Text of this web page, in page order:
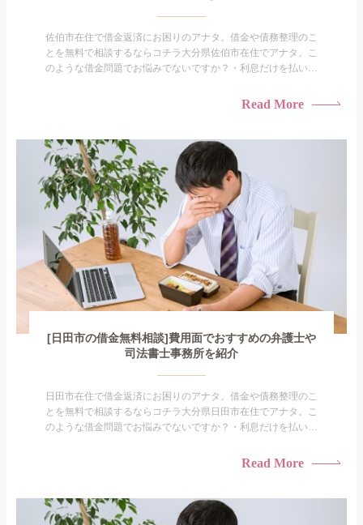
佐伯市在住で借金返済にお困りのアナタ。借金や債務整理のこ
とを無料で相談するならコチラ大分県佐伯市在住でアナタ。こ
のような借金問題でお悩みでないですか？・利息だけを払い続
られたくない・借金の催促、取り立てで憂鬱になる。・闇金に
がありま...
Read More
[日田市の借金無料相談]費用面でおすすめの弁護士や
司法書士事務所を紹介
日田市在住で借金返済にお困りのアナタ。借金や債務整理のこ
とを無料で相談するならコチラ大分県日田市在住でアナタ。こ
のような借金問題でお悩みでないですか？・利息だけを払い続
られたくない・借金の催促、取り立てで憂鬱になる。・闇金に
がありま...
Read More